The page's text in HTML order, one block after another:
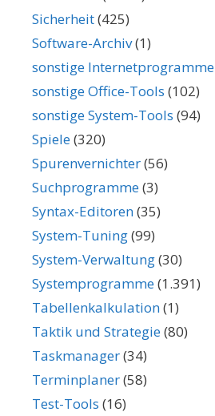
Sicherheit(425)
Software-Archiv(1)
sonstige Internetprogramme
sonstige Office-Tools (102)
sonstige System-Tools (94)
Spiele(320)
Spurenvernichter(56)
Suchprogramme(3)
Syntax-Editoren(35)
System-Tuning(99)
System-Verwaltung(30)
Systemprogramme(1.391)
Tabellenkalkulation(1)
Taktik und Strategie(80)
Taskmanager(34)
Terminplaner(58)
Test-Tools (16)